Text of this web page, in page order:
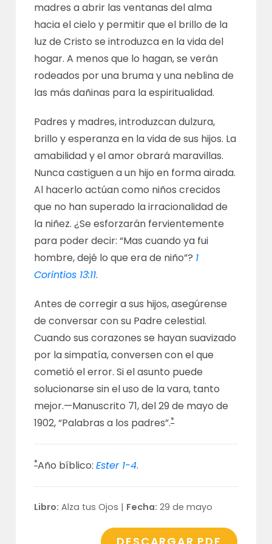
madres a abrir las ventanas del alma
hacia el cielo y permitir que el brillo de la
luz de Cristo se introduzca en la vida del
hogar. A menos que lo hagan, se verán
rodeados por una bruma y una neblina de
las más dañinas para la espiritualidad.
Padres y madres, introduzcan dulzura,
brillo y esperanza en la vida de sus hijos. La
amabilidad y el amor obrará maravillas.
Nunca castiguen a un hijo en forma airada.
Al hacerlo actúan como niños crecidos
que no han superado la irracionalidad de
la niñez. ¿Se esforzarán fervientemente
para poder decir: “Mas cuando ya fui
hombre, dejé lo que era de niño”? 1
Corintios 13:11.
Antes de corregir a sus hijos, asegúrense
de conversar con su Padre celestial.
Cuando sus corazones se hayan suavizado
por la simpatía, conversen con el que
cometió el error. Si el asunto puede
solucionarse sin el uso de la vara, tanto
mejor.—Manuscrito 71, del 29 de mayo de
1902, “Palabras a los padres”.*
*Año bíblico:Ester 1-4.
Libro: Alza tus Ojos | Fecha: 29 de mayo